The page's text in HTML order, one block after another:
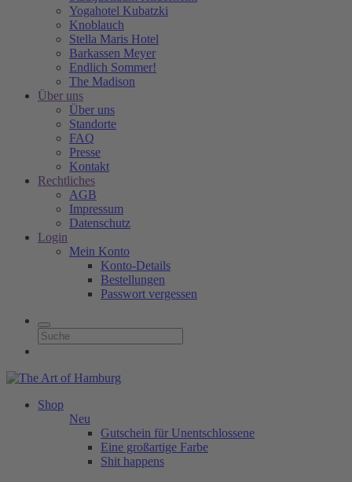
Yogahotel Kubatzki
Knoblauch
Stella Maris Hotel
Barkassen Meyer
Endlich Sommer!
The Madison
Über uns
Über uns
Standorte
FAQ
Presse
Kontakt
Rechtliches
AGB
Impressum
Datenschutz
Login
Mein Konto
Konto-Details
Bestellungen
Passwort vergessen
Shop
Neu
Gutschein für Unentschlossene
Eine großartige Farbe
Shit happens